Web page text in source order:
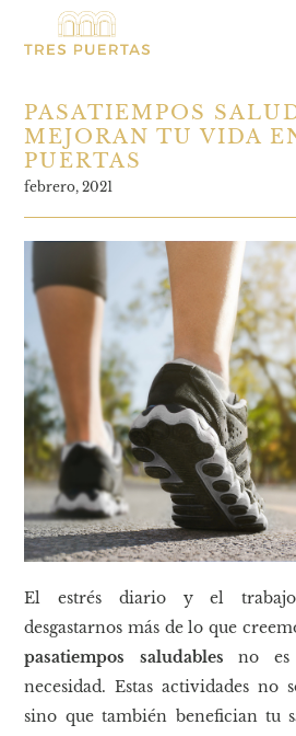
PASATIEMPOS
MEJORAN TU VIDA
PUERTAS
febrero, 2021
El estrés diario y el trabajo
desgastarnos más de lo que
pasatiempos saludables no es
necesidad. Estas actividades no
sino que también benefician tu